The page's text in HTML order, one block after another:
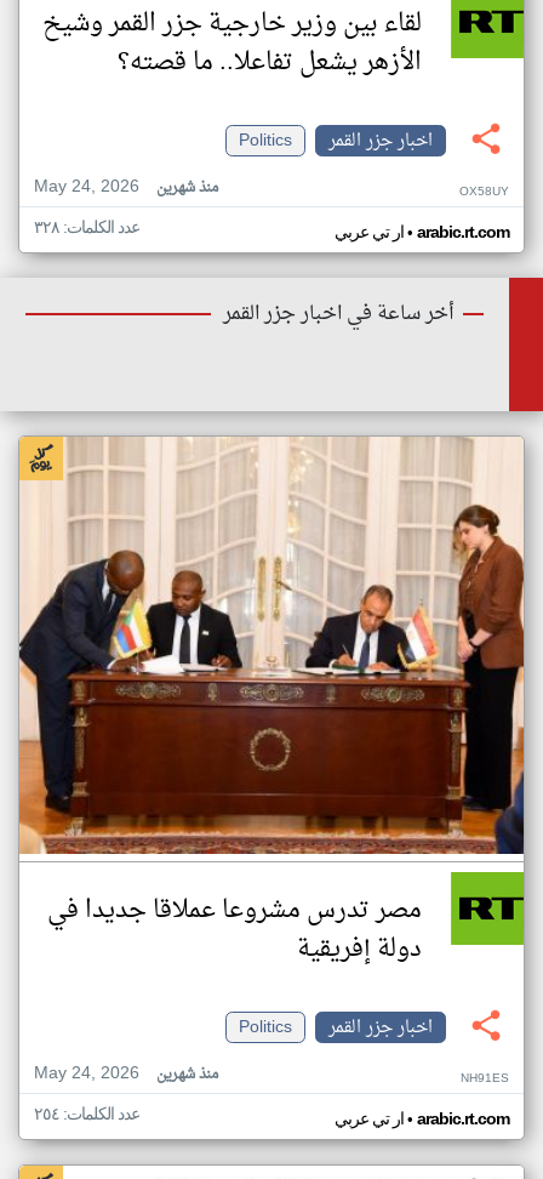
لقاء بين وزير خارجية جزر القمر وشيخ
الأزهر يشعل تفاعلا.. ما قصته؟
اخبار جزر القمر
Politics
May 24, 2026
منذ شهرين OX58UY
ار تي عربي• arabic.rt.com عدد الكلمات: ٣٢٨
أخر ساعة في اخبار جزر القمر
مصر تدرس مشروعا عملاقا جديدا في
دولة إفريقية
اخبار جزر القمر
Politics
May 24, 2026
منذ شهرين NH91ES
ار تي عربي• arabic.rt.com عدد الكلمات: ٢٥٤